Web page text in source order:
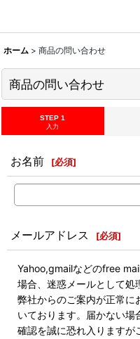
ホーム > 商品の問い合わせ
商品の問い合わせ
STEP 1
入力
お名前 [必須]
メールアドレス [必須]
Yahoo,gmailなどのfree
場合、迷惑メールとして処
弊社からのご案内が正常に
いております。届かない
確認を誠に恐れ入りますが